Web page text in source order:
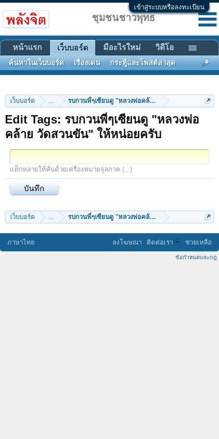
เข้าสู่ระบบหรือลงทะเบียน
เว็บบอร์ด ... รบกวนพี่ๆเซียนดู "หลวงพ่อคล้าย วัดสวนขัน" ให้หน่อย
Edit Tags: รบกวนพี่ๆเซียนดู "หลวงพ่อ
คล้าย วัดสวนขัน" ให้หน่อยครับ
แท็กหลายให้คั่นด้วยเครื่องหมายจุลภาค ( , )
เว็บบอร์ด ... รบกวนพี่ๆเซียนดู "หลวงพ่อคล้าย วัดสวนขัน" ให้หน่อย
ชุมชนชาวพุทธ
หน้าแรก เว็บบอร์ด
ค้นหาในเว็บบอร์ด เรื่องเด่น กระทู้และโพสต์ล่าสุด
มีอะไรใหม่ วิดีโอ
ภาษาไทย ลงโฆษณา ติดต่อเรา ช่วยเหลือ
ข้อกำหนดและกฎ